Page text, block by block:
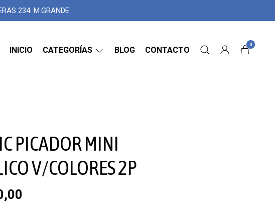
234. M.GRANDE
INICIO CATEGORÍAS BLOG CONTACTO
0
PICADOR MINI
V/COLORES 2P